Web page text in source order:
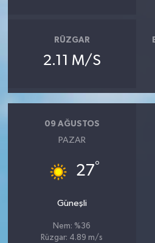
RÜZGAR
2.11 M/S
09 AĞUSTOS
PAZAR
27°
Güneşli
Nem: %36
Rüzgar: 4.89 m/s